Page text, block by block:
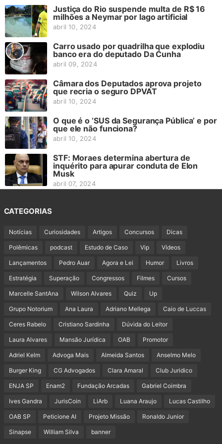
Justiça do Rio suspende multa de R$ 16
milhões a Neymar por lago artificial
abril 10, 2024
Carro usado por quadrilha que explodiu
banco era do deputado Da Cunha
abril 09, 2024
Câmara dos Deputados aprova projeto
que recria o seguro DPVAT
abril 10, 2024
O que é o ‘SUS da Segurança Pública’ e por
que ele não funciona?
abril 10, 2024
STF: Moraes determina abertura de
inquérito para apurar conduta de Elon
Musk
abril 07, 2024
CATEGORIAS
Notícias Curiosidades Artigos Concursos Dicas
Polêmicas podcast Estudo de Caso Vip Vídeos
Lançamentos Pedro Auar Agora e Lei Humor Livros
Estratégia Superação Congressos Filmes Cursos
Marcelle SantAna Wilson Alvares Quiz Up
Grupo Notorium Ana Laura Adriano Mellega Caio de Luccas
Ceres Rabelo Cristiano Sardinha Dúvida do Leitor
Laura Alvares Mansão Jurídica OAB Promotor
Adriel Kelm Advoga Mais Almeida Santos Anselmo Melo
Burger King CG Advogados Clara Amaral Club Juridico
ENJA SP Enam2 Fundação Arcadas Gabriel Coimbra
Ives Gandra JurisCoin LiArb Luana Araujo Lucas Castilho
OAB SP Peticione AI Projeto Missão Ronaldo Junior
Sinapse William Silva banner